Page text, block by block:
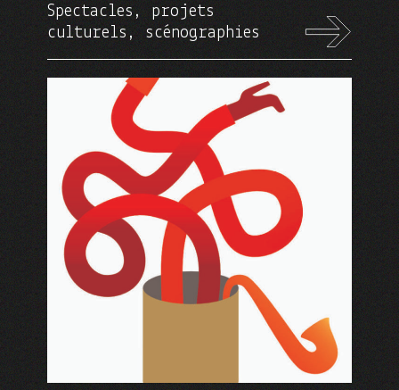
Spectacles, projets
culturels, scénographies